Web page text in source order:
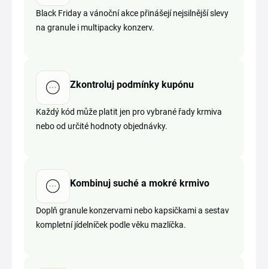
Black Friday a vánoční akce přinášejí nejsilnější slevy
na granule i multipacky konzerv.
Zkontroluj podmínky kupónu
Každý kód může platit jen pro vybrané řady krmiva
nebo od určité hodnoty objednávky.
Kombinuj suché a mokré krmivo
Doplň granule konzervami nebo kapsičkami a sestav
kompletní jídelníček podle věku mazlíčka.